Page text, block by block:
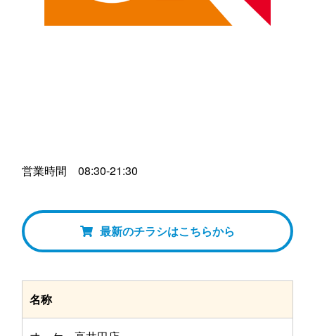
営業時間 08:30-21:30
最新のチラシはこちらから
名称